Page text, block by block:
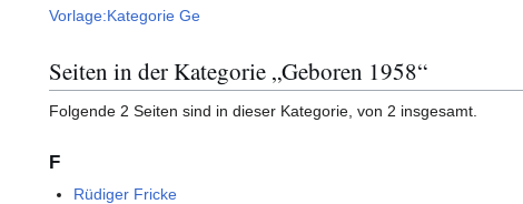
Vorlage:Kategorie Ge
Seiten in der Kategorie „Geboren 1958“
Folgende 2 Seiten sind in dieser Kategorie, von 2 insgesamt.
F
Rüdiger Fricke